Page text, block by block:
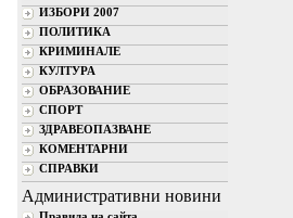
ИЗБОРИ 2007
ПОЛИТИКА
КРИМИНАЛЕ
КУЛТУРА
ОБРАЗОВАНИЕ
СПОРТ
ЗДРАВЕОПАЗВАНЕ
КОМЕНТАРНИ
СПРАВКИ
Административни новини